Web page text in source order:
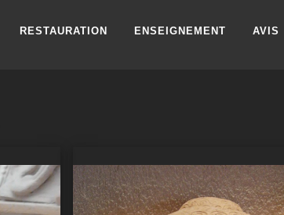
RESTAURATION ENSEIGNEMENT AVIS